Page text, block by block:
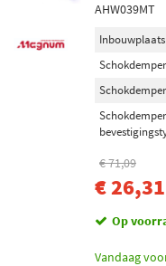
AHW039MT
Inbouwplaats
Schokdemper
€ 71,09
€ 26,31
Op
Vandaag